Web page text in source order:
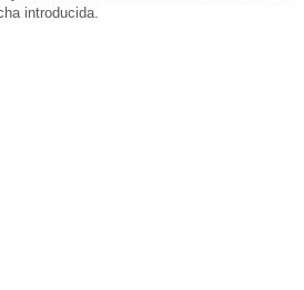
introducida.